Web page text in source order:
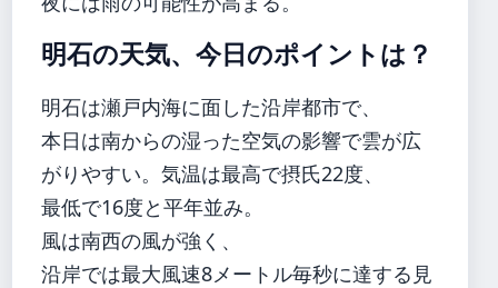
明石の天気、今日のポイントは？
明石は瀬戸内海に面した沿岸都市で、
本日は南からの湿った空気の影響で雲が広
がりやすい。気温は最高で摂氏22度、
最低で16度と平年並み。
風は南西の風が強く、
沿岸では最大風速8メートル毎秒に達する見